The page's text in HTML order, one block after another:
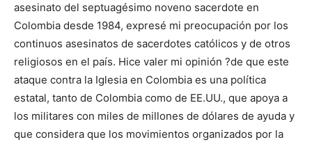
asesinato del septuagésimo noveno sacerdote en
Colombia desde 1984, expresé mi preocupación por los
continuos asesinatos de sacerdotes católicos y de otros
religiosos en el país. Hice valer mi opinión ?de que este
ataque contra la Iglesia en Colombia es una política
estatal, tanto de Colombia como de EE.UU., que apoya a
los militares con miles de millones de dólares de ayuda y
que considera que los movimientos organizados por la